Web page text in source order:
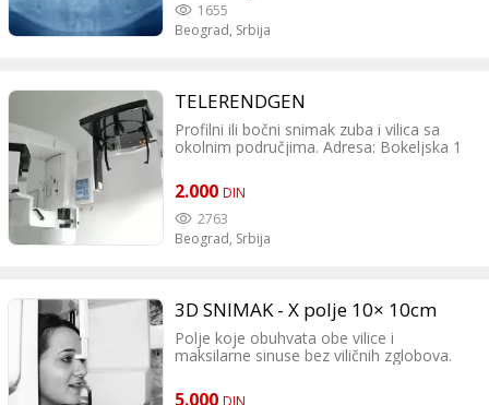
1655
Beograd, Srbija
TELERENDGEN
Profilni ili bočni snimak zuba i vilica sa
okolnim područjima. Adresa: Bokeljska 1
Kontakt: 011 244 10 21 069 244 10 21
Dežurna služba 00-24h!
2.000 DIN
2763
Beograd, Srbija
3D SNIMAK - X polje 10× 10cm
Polje koje obuhvata obe vilice i
maksilarne sinuse bez viličnih zglobova.
Kontakt: tel:0112610201 tel:0605500063
5.000 DIN